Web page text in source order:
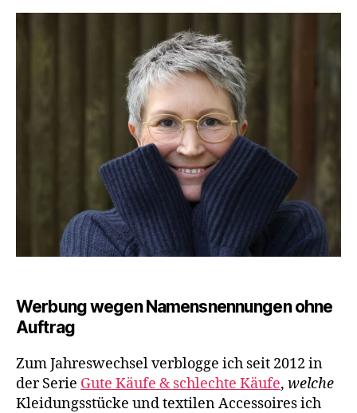
ich
für
mich
#4
Werbung wegen Namensnennungen ohne
Auftrag
Zum Jahreswechsel verblogge ich seit 2012 in
der Serie Gute Käufe & schlechte Käufe, welche
Kleidungsstücke und textilen Accessoires ich